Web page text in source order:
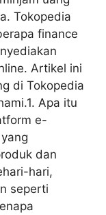
Tokopedia
finance
Artikel ini
di Tokopedia
Apa itu
e-
dan
hari,
seperti